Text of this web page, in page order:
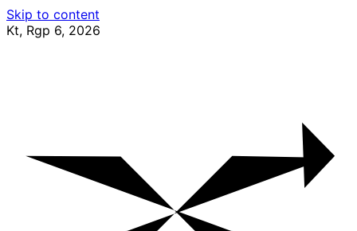
Skip to content
Kt, Rgp 6, 2026